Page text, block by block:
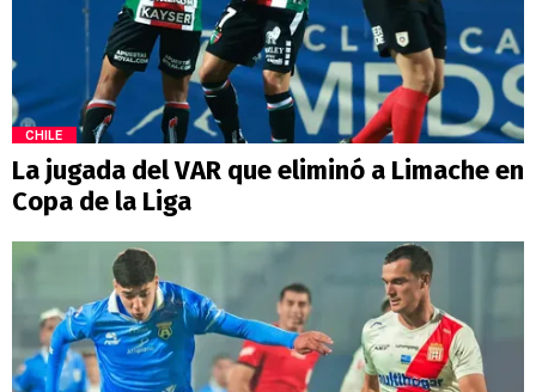
CHILE
La jugada del VAR que eliminó a Limache en
Copa de la Liga